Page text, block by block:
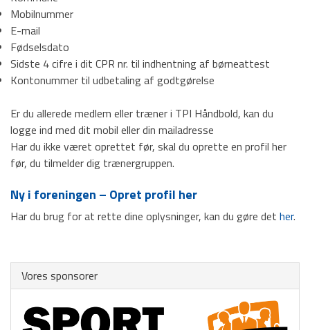
Børne- og ungdom
Dame Senior
Herre Senior
Events
Kontakt
HOVEDMENU
Fodbold
Gymnastik
Mobilnummer
E-mail
Fødselsdato
Sidste 4 cifre i dit CPR nr. til indhentning af børneattest
Kontonummer til udbetaling af godtgørelse
Er du allerede medlem eller træner i TPI Håndbold, kan du
logge ind med dit mobil eller din mailadresse
Har du ikke været oprettet før, skal du oprette en profil her
før, du tilmelder dig trænergruppen.
Ny i foreningen – Opret profil her
Har du brug for at rette dine oplysninger, kan du gøre det her.
Vores sponsorer